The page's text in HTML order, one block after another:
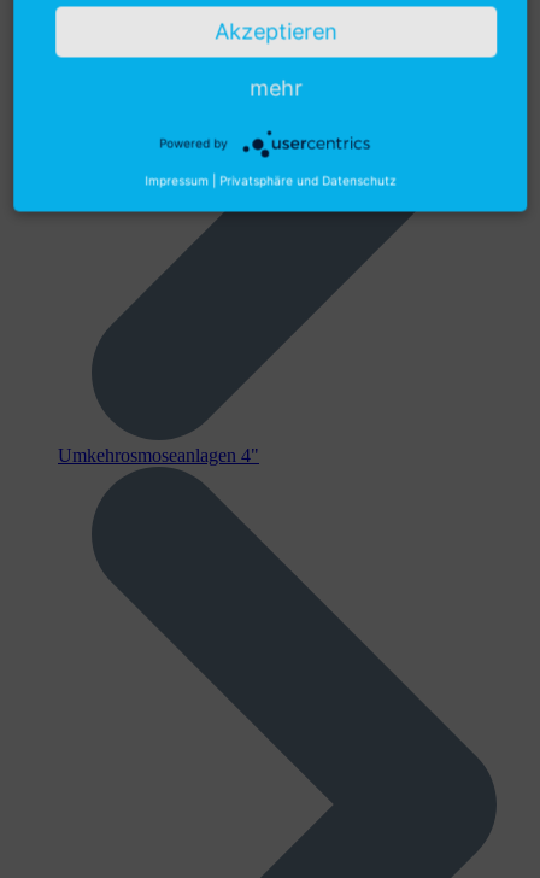
Umkehrosmoseanlagen 4"
Akzeptieren
mehr
Powered by
Impressum Privatsphäre und Datenschutz